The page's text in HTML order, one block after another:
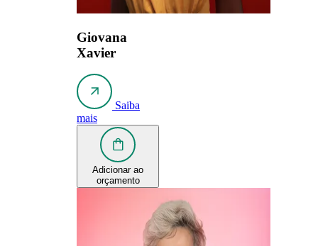
Giovana
Xavier
Saiba
mais
Adicionar ao
orçamento